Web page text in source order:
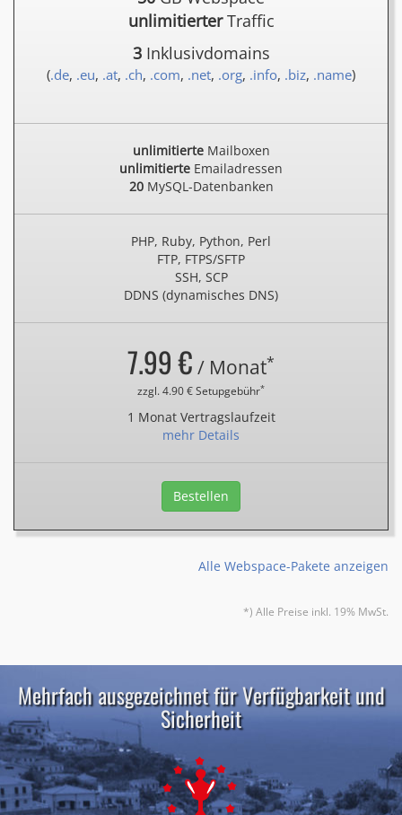
unlimitierterTraffic
3Inklusivdomains
(.de, .eu, .at, .ch, .com, .net, .org, .info, .biz, .name)
unlimitierteMailboxen
unlimitierte Emailadressen
20MySQL-Datenbanken
PHP, Ruby, Python, Perl
FTP, FTPS/SFTP
SSH, SCP
DDNS (dynamisches DNS)
7.99 € / Monat*
zzgl. 4.90 € Setupgebühr*
1 Monat Vertragslaufzeit
mehr Details
Bestellen
Alle Webspace-Pakete anzeigen
*) Alle Preise inkl. 19% MwSt.
Mehrfach ausgezeichnet für Verfügbarkeit und
Sicherheit